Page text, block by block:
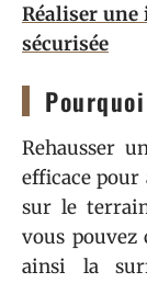
Réaliser
sécurisée
Rehausser
efficace pour
sur le
vous pouvez
ainsi la